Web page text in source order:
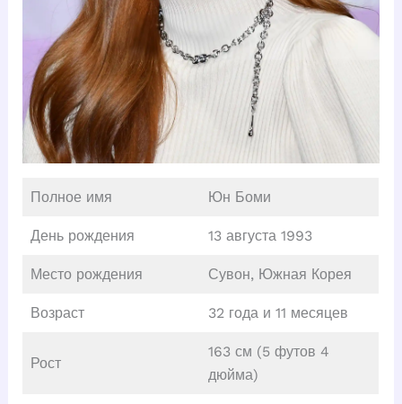
Полное имя Юн Боми
День рождения 13 августа 1993
Место рождения Сувон, Южная Корея
Возраст 32 года и 11 месяцев
Рост
163 см (5 футов 4
дюйма)